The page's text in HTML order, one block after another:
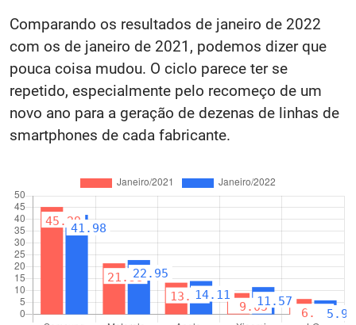
Comparando os resultados de janeiro de 2022
com os de janeiro de 2021, podemos dizer que
pouca coisa mudou. O ciclo parece ter se
repetido, especialmente pelo recomeço de um
novo ano para a geração de dezenas de linhas de
smartphones de cada fabricante.